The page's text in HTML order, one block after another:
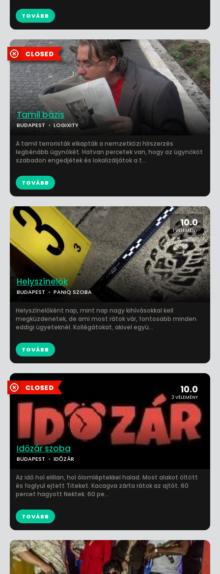
Tamil bázis
BUDAPEST LOGIXITY
A tamil terroristák elkapták a nemzetközi hírszerzés
legbénább ügynökét. Hatvan percetek van, hogy az ügynököt
szabadon engedjétek és lokalizáljátok a t...
TOVÁBB
10.0
3 VÉLEMÉNY
Időzár szoba
BUDAPEST IDŐZÁR
Az idő hol elillan, hol ólomléptekkel halad. Most alakot öltött
és foglyul ejtett Titeket. Kacagva zárta rátok az ajtót. 60
percet hagyott Nektek. 60 pe...
TOVÁBB
TOVÁBB
10.0
1 VÉLEMÉNY
Helyszínelők
BUDAPEST PANIQ SZOBA
Helyszínelőként nap, mint nap nagy kihívásokkal kell
megküzdenetek, de ami most rátok vár, fontosabb minden
eddigi ügyeteknél. Kollégátokat, akivel együ...
TOVÁBB